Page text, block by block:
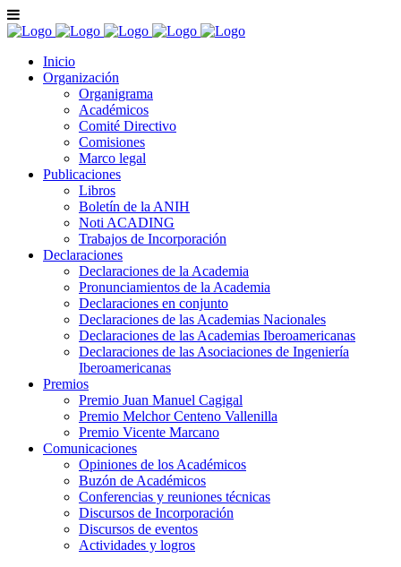
Inicio
Organización
Organigrama
Académicos
Comité Directivo
Comisiones
Marco legal
Publicaciones
Libros
Boletín de la ANIH
Noti ACADING
Trabajos de Incorporación
Declaraciones
Declaraciones de la Academia
Pronunciamientos de la Academia
Declaraciones en conjunto
Declaraciones de las Academias Nacionales
Declaraciones de las Academias Iberoamericanas
Declaraciones de las Asociaciones de Ingeniería
Iberoamericanas
Premios
Premio Juan Manuel Cagigal
Premio Melchor Centeno Vallenilla
Premio Vicente Marcano
Comunicaciones
Opiniones de los Académicos
Buzón de Académicos
Conferencias y reuniones técnicas
Discursos de Incorporación
Discursos de eventos
Actividades y logros